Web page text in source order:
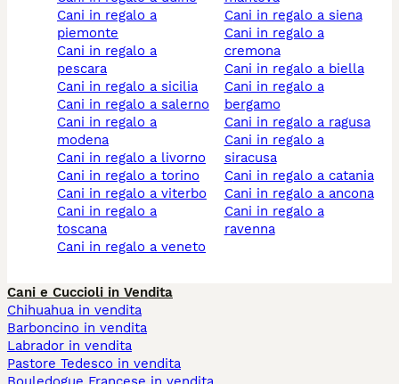
cani in regalo a
piemonte
cani in regalo a
pescara
cani in regalo a sicilia
cani in regalo a salerno
cani in regalo a
modena
cani in regalo a livorno
cani in regalo a torino
cani in regalo a viterbo
cani in regalo a
toscana
cani in regalo a veneto
cani in regalo a siena
cani in regalo a
cremona
cani in regalo a biella
cani in regalo a
bergamo
cani in regalo a ragusa
cani in regalo a
siracusa
cani in regalo a catania
cani in regalo a ancona
cani in regalo a
ravenna
Cani e Cuccioli in Vendita
Chihuahua in vendita
Barboncino in vendita
Labrador in vendita
Pastore Tedesco in vendita